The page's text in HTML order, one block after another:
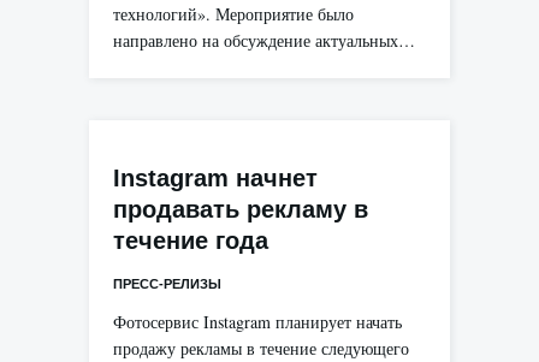
технологий». Мероприятие было
направлено на обсуждение актуальных…
Instagram начнет
продавать рекламу в
течение года
ПРЕСС-РЕЛИЗЫ
Фотосервис Instagram планирует начать
продажу рекламы в течение следующего